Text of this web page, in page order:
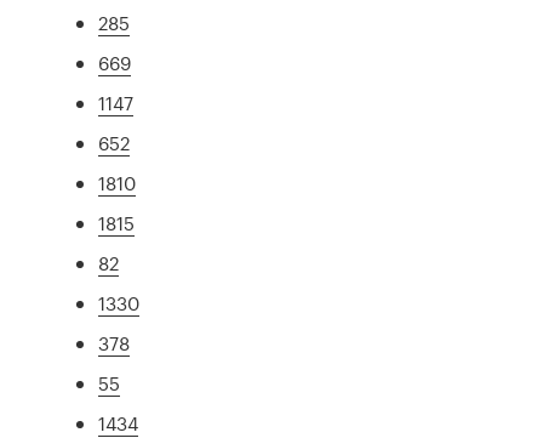
285
669
1147
652
1810
1815
82
1330
378
55
1434